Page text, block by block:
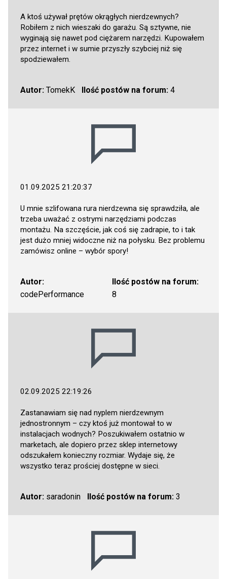
A ktoś używał prętów okrągłych nierdzewnych?
Robiłem z nich wieszaki do garażu. Są sztywne, nie
wyginają się nawet pod ciężarem narzędzi. Kupowałem
przez internet i w sumie przyszły szybciej niż się
spodziewałem.
Autor: TomekK Ilość postów na forum:4
01.09.2025 21:20:37
U mnie szlifowana rura nierdzewna się sprawdziła, ale
trzeba uważać z ostrymi narzędziami podczas
montażu. Na szczęście, jak coś się zadrapie, to i tak
jest dużo mniej widoczne niż na połysku. Bez problemu
zamówisz online – wybór spory!
Autor:
codePerformance
Ilość postów na forum:
8
02.09.2025 22:19:26
Zastanawiam się nad nyplem nierdzewnym
jednostronnym – czy ktoś już montował to w
instalacjach wodnych? Poszukiwałem ostatnio w
marketach, ale dopiero przez sklep internetowy
odszukałem konieczny rozmiar. Wydaje się, że
wszystko teraz prościej dostępne w sieci.
Autor: saradonin Ilość postów na forum:3